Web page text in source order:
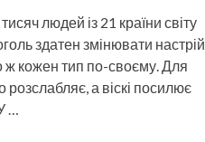
людей із 21 країни світу
здатен змінювати настрій
ж кожен тип по-своєму. Для
розслабляє, а віскі посилює
…